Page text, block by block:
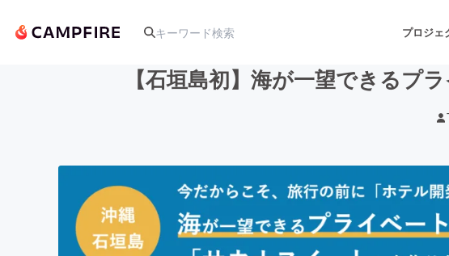
プロジェ
アート・写真 音楽
テクノロジー・ガジェット ゲーム・サ
【石垣島初】海が一望できるプ